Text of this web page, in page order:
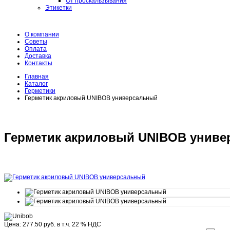
Этикетки
О компании
Советы
Оплата
Доставка
Контакты
Главная
Каталог
Герметики
Герметик акриловый UNIBOB универсальный
Герметик акриловый UNIBOB
Цена: 277.50 руб. в т.ч. 22 % НДС